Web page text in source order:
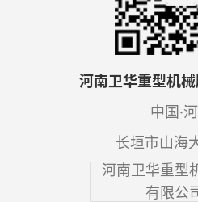
河南卫华重型机
中国·
长垣市山海
河南卫华重型
有限公